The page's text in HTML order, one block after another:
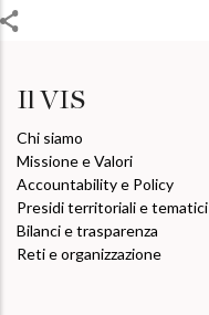
Il VIS
Chi siamo
Missione e Valori
Accountability e Policy
Presidi territoriali e tematici
Bilanci e trasparenza
Reti e organizzazione